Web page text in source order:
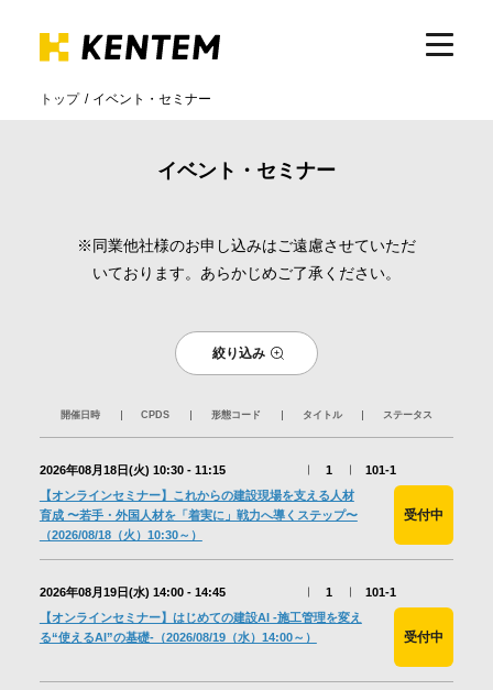
導入事例
イベント・セミナー
会社情報
採用情報
トップ イベント・セミナー
イベント・セミナー
※同業他社様のお申し込みはご遠慮させていただ
いております。あらかじめご了承ください。
絞り込み
開催日時 CPDS 形態コード タイトル ステータス
2026年08月18日(火) 10:30 - 11:15 1
101-1
【オンラインセミナー】これからの建設現場を支える人材
育成 〜若手・外国人材を「着実に」戦力へ導くステップ〜
（2026/08/18（火）10:30～）
受付中
2026年08月19日(水) 14:00 - 14:45 1
101-1
【オンラインセミナー】はじめての建設AI -施工管理を変え
る“使えるAI”の基礎-（2026/08/19（水）14:00～）
受付中